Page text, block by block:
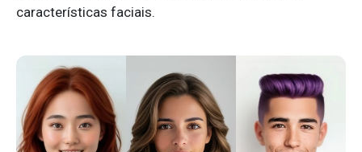
características faciais.